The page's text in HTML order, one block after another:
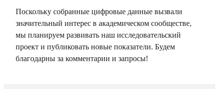
Поскольку собранные цифровые данные вызвали
значительный интерес в академическом сообществе,
мы планируем развивать наш исследовательский
проект и публиковать новые показатели. Будем
благодарны за комментарии и запросы!